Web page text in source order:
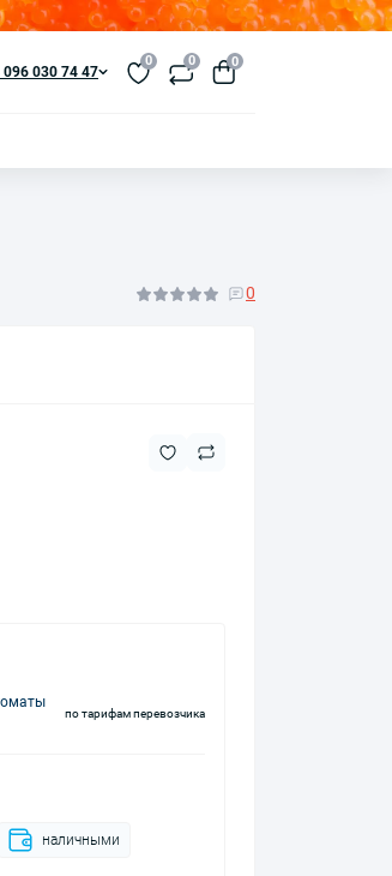
096 030 74 47
0 0 0
0
по тарифам перевозчика
наличными